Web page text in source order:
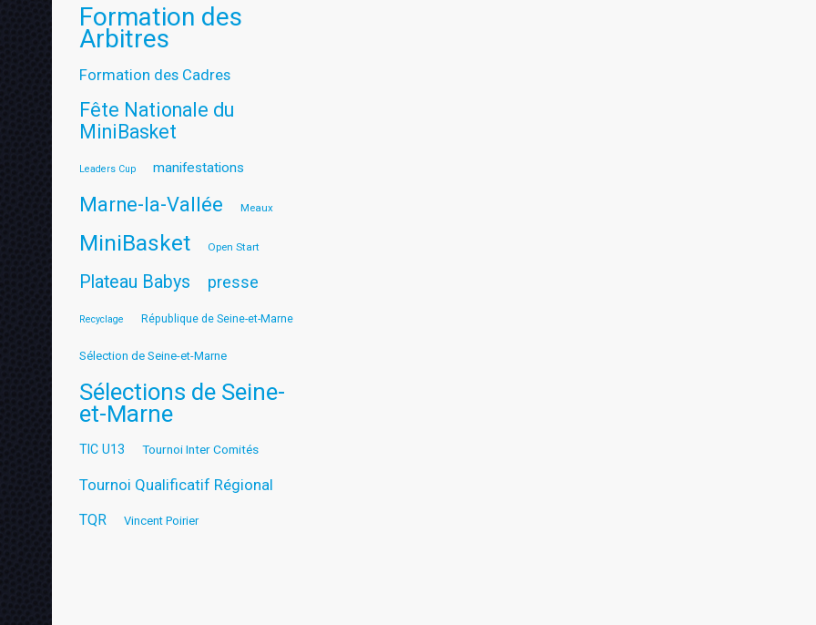
Formation des
Arbitres
Formation des Cadres
Fête Nationale du
MiniBasket
Leaders Cup manifestations
Marne-la-Vallée Meaux
MiniBasket Open Start
Plateau Babys presse
Recyclage République de Seine-et-Marne
Sélection de Seine-et-Marne
Sélections de Seine-
et-Marne
TIC U13 Tournoi Inter Comités
Tournoi Qualificatif Régional
TQR Vincent Poirier